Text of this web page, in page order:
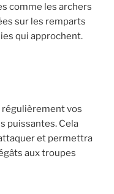
comme les archers
sur les remparts
qui approchent.
régulièrement vos
puissantes. Cela
et permettra
aux troupes